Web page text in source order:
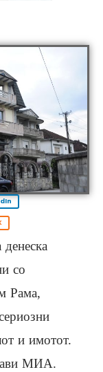
денеска
со
Рама,
и имотот.
МИА.